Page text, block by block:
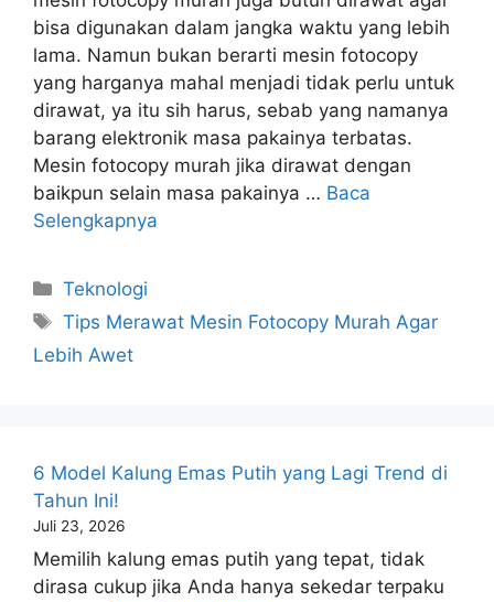
bisa digunakan dalam jangka waktu yang lebih
lama. Namun bukan berarti mesin fotocopy
yang harganya mahal menjadi tidak perlu untuk
dirawat, ya itu sih harus, sebab yang namanya
barang elektronik masa pakainya terbatas.
Mesin fotocopy murah jika dirawat dengan
baikpun selain masa pakainya … Baca
Selengkapnya
Kategori
Teknologi
Tag
Tips Merawat Mesin Fotocopy Murah Agar
Lebih Awet
6 Model Kalung Emas Putih yang Lagi Trend di
Tahun Ini!
Juli 23, 2026
Memilih kalung emas putih yang tepat, tidak
dirasa cukup jika Anda hanya sekedar terpaku